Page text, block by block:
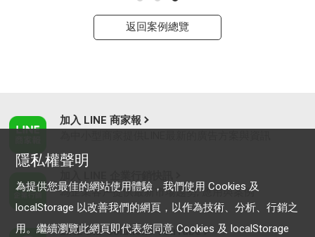
返回案例總覽
加入 LINE 商家報
為企業客戶提供最新市場趨勢, 應用與案例
LINE Biz-Solutions YouTube
隱私權聲明
為提供您最佳的網站使用體驗，我們使用 Cookies 及
localStorage 以改善我們的網頁，以作為技術、分析、行銷之
用。繼續瀏覽此網頁即代表您同意 Cookies 及 localStorage